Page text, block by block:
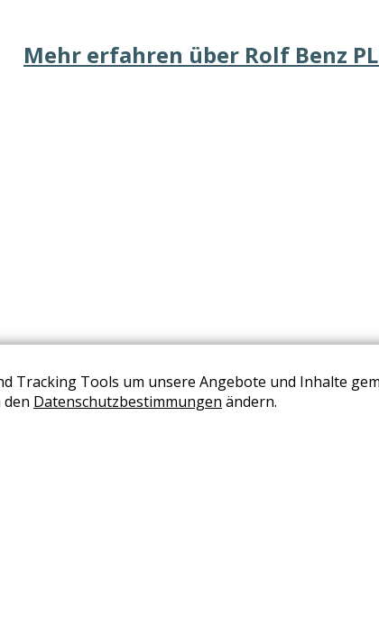
Tracking Tools um unsere Angebote und Inhalte
Datenschutzbestimmungen ändern.
Mehr erfahren über Rolf Benz
BERATUNG VEREINBAREN